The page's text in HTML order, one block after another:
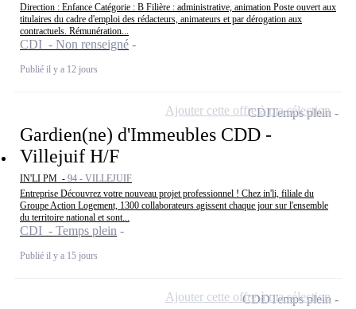
Direction : Enfance Catégorie : B Filière : administrative, animation Poste ouvert aux
titulaires du cadre d'emploi des rédacteurs, animateurs et par dérogation aux
contractuels. Rémunération...
CDI - Non renseigné
Publié il y a 12 jours
Gardien(ne) d'Immeubles CDD -
Villejuif H/F
IN'LI PM - 94 - VILLEJUIF
Entreprise Découvrez votre nouveau projet professionnel ! Chez in'li, filiale du
Groupe Action Logement, 1300 collaborateurs agissent chaque jour sur l'ensemble
du territoire national et sont...
CDI - Temps plein
Publié il y a 15 jours
CDITemps plein
Ajouter cette offre à ma sélection
CDDTemps plein
Ajouter cette offre à ma sélection